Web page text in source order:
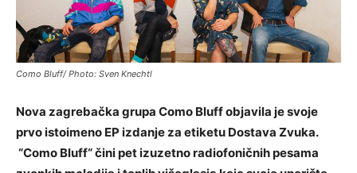
Como Bluff/ Photo: Sven Knechtl
Nova zagrebačka grupa Como Bluff objavila je svoje
prvo istoimeno EP izdanje za etiketu Dostava Zvuka.
“Como Bluff“ čini pet izuzetno radiofoničnih pesama